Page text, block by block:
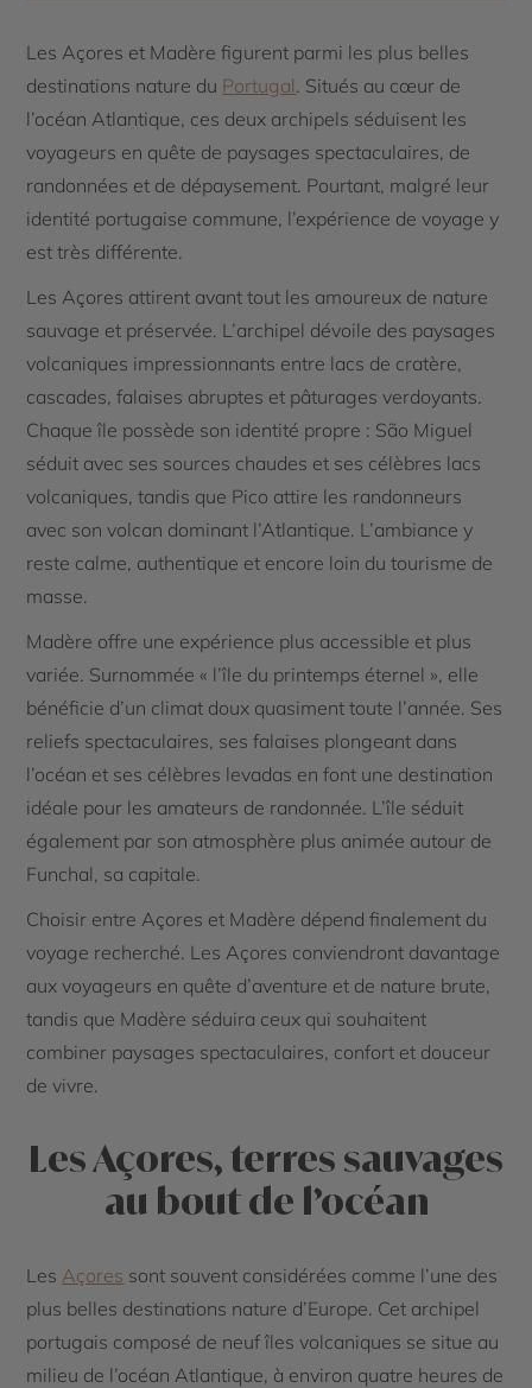
Les Açores et Madère figurent parmi les plus belles
destinations nature du Portugal. Situés au cœur de
l’océan Atlantique, ces deux archipels séduisent les
voyageurs en quête de paysages spectaculaires, de
randonnées et de dépaysement. Pourtant, malgré leur
identité portugaise commune, l’expérience de voyage y
est très différente.
Les Açores attirent avant tout les amoureux de nature
sauvage et préservée. L’archipel dévoile des paysages
volcaniques impressionnants entre lacs de cratère,
cascades, falaises abruptes et pâturages verdoyants.
Chaque île possède son identité propre : São Miguel
séduit avec ses sources chaudes et ses célèbres lacs
volcaniques, tandis que Pico attire les randonneurs
avec son volcan dominant l’Atlantique. L’ambiance y
reste calme, authentique et encore loin du tourisme de
masse.
Madère offre une expérience plus accessible et plus
variée. Surnommée « l’île du printemps éternel », elle
bénéficie d’un climat doux quasiment toute l’année. Ses
reliefs spectaculaires, ses falaises plongeant dans
l’océan et ses célèbres levadas en font une destination
idéale pour les amateurs de randonnée. L’île séduit
également par son atmosphère plus animée autour de
Funchal, sa capitale.
Choisir entre Açores et Madère dépend finalement du
voyage recherché. Les Açores conviendront davantage
aux voyageurs en quête d’aventure et de nature brute,
tandis que Madère séduira ceux qui souhaitent
combiner paysages spectaculaires, confort et douceur
de vivre.
Les Açores, terres sauvages
au bout de l’océan
Les Açores sont souvent considérées comme l’une des
plus belles destinations nature d’Europe. Cet archipel
portugais composé de neuf îles volcaniques se situe au
milieu de l’océan Atlantique, à environ quatre heures de